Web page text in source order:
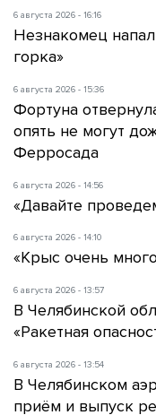
6 августа 2026 - 16:16
Незнакомец
горка»
6 августа 2026 - 15:36
Фортуна
опять не могут
Ферросада
6 августа 2026 - 14:56
«Давайте
6 августа 2026 - 14:10
«Крыс очень
6 августа 2026 - 13:57
В Челябинской
«Ракетная
6 августа 2026 - 13:54
В Челябинском
приём и выпуск